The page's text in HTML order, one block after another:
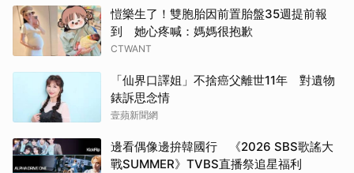
愷樂生了！雙胞胎因前置胎盤35週提前報
到 她心疼喊：媽媽很抱歉
CTWANT
「仙界口譯姐」不捨癌父離世11年 對遺物
錶訴思念情
壹蘋新聞網
邊看偶像邊拚韓國行 《2026 SBS歌謠大
戰SUMMER》TVBS直播祭追星福利